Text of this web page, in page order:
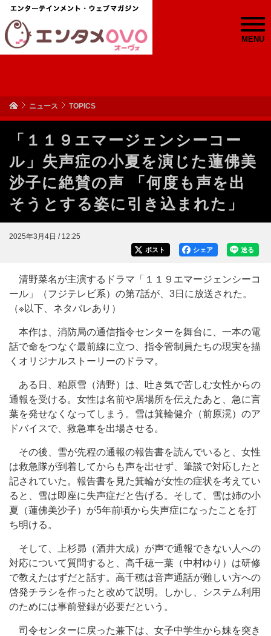
MENU
ニュース TOPICS
「１１９エマージェンシーコー
ル」失声症の小夏を演じた蓮佛美
沙子に絶賛の声 「何度も声を出
そうとする姿に引き込まれた」
2025年3月4日 / 12:25
送る
シェア
ポスト
清野菜名が主演するドラマ「１１９エマージェンシーコ
ール」（フジテレビ系）の第7話が、3日に放送された。
（※以下、ネタバレあり）
本作は、消防局の通信指令センターを舞台に、一本の電
話で命をつなぐ最前線に立つ、指令管制員たちの現実を描
くオリジナルストーリーのドラマ。
ある日、粕原雪（清野）は、吐き気で苦しむ女性からの
通報を受ける。女性は名前や居場所を伝えたあと、急に言
葉を発せなくなってしまう。雪は箕輪健介（前原滉）のア
ドバイスで、救急車を出場させる。
その後、雪が先程の通報の報告書を読んでいると、女性
は救急隊が到着してからも声を出せず、筆談で対応したと
記されていた。報告書を見た箕輪が女性の症状を考えてい
ると、雪は即座に失声症だと告げる。そして、雪は姉の小
夏（蓮佛美沙子）が5年前頃から失声症になったことを打
ち明ける。
そして、上杉昴（酒井大成）が声で通報できない人への
対応について質問すると、高千穂一葉（中村ゆり）は研修
で教えたはずだと話す。高千穂は音声通話が難しい方への
啓発チラシを作ったと改めて説明。しかし、システム利用
のためには事前登録が必要だという。
司令センターに戻った兼下は、女子中学生から妹を突き